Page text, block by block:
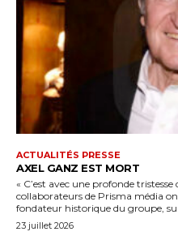
ACTUALITÉS PRESSE
AXEL GANZ EST MORT
« C’est avec une profonde
collaborateurs de Prisma média
fondateur historique du groupe,
23 juillet 2026